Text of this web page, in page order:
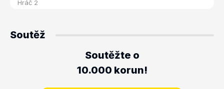
Soutěž
Soutěžte o
10.000 korun!